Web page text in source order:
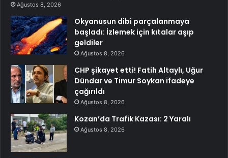
Ağustos 8, 2026
Okyanusun dibi parçalanmaya
başladı: İzlemek için kıtalar aşıp
geldiler
Ağustos 8, 2026
CHP şikayet etti! Fatih Altaylı, Uğur
Dündar ve Timur Soykan ifadeye
çağırıldı
Ağustos 8, 2026
Kozan’da Trafik Kazası: 2 Yaralı
Ağustos 8, 2026